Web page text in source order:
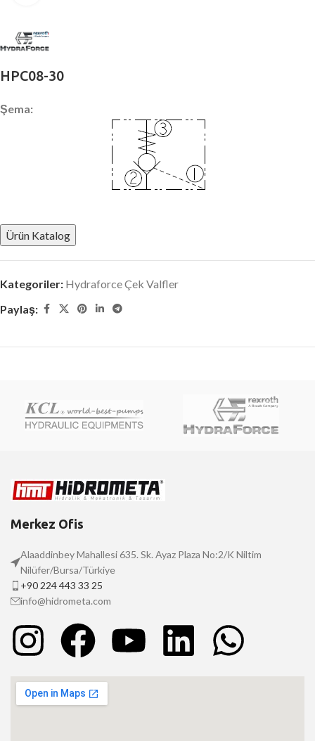
HPC08-30
Şema:
Ürün Katalog
Kategoriler: Hydraforce Çek Valfler
Paylaş:
Merkez Ofis
Alaaddinbey Mahallesi 635. Sk. Ayaz Plaza No:2/K Niltim
Nilüfer/Bursa/Türkiye
+90 224 443 33 25
info@hidrometa.com